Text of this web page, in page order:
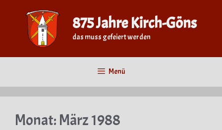
springen
875 Jahre Kirch-Göns
das muss gefeiert werden
Menü
Monat: März 1988